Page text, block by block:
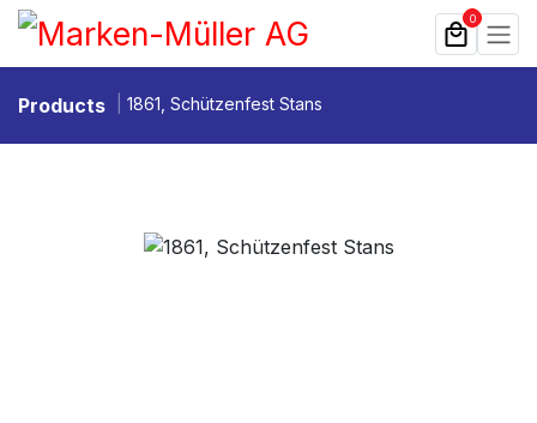
Zum Inhalt springen 0
Products 1861, Schützenfest Stans